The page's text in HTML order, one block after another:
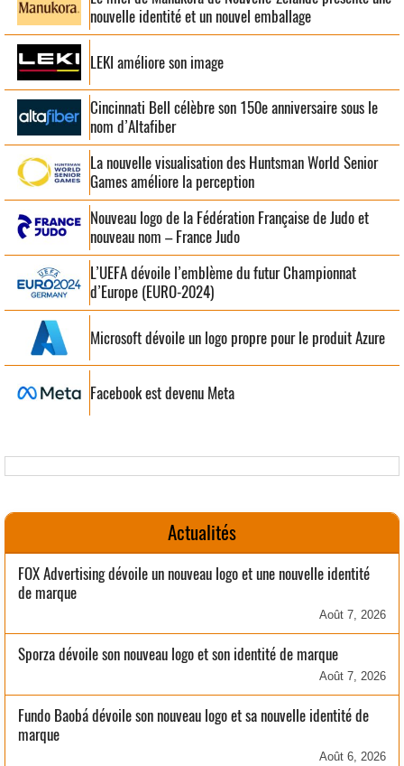
nouvelle identité et un nouvel emballage
LEKI améliore son image
Cincinnati Bell célèbre son 150e anniversaire sous le
nom d’Altafiber
La nouvelle visualisation des Huntsman World Senior
Games améliore la perception
Nouveau logo de la Fédération Française de Judo et
nouveau nom – France Judo
L’UEFA dévoile l’emblème du futur Championnat
d’Europe (EURO-2024)
Microsoft dévoile un logo propre pour le produit Azure
Facebook est devenu Meta
Actualités
FOX Advertising dévoile un nouveau logo et une nouvelle identité
de marque
Août 7, 2026
Sporza dévoile son nouveau logo et son identité de marque
Août 7, 2026
Fundo Baobá dévoile son nouveau logo et sa nouvelle identité de
marque
Août 6, 2026